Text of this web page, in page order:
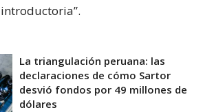
La triangulación peruana: las
declaraciones de cómo Sartor
desvió fondos por 49 millones de
dólares